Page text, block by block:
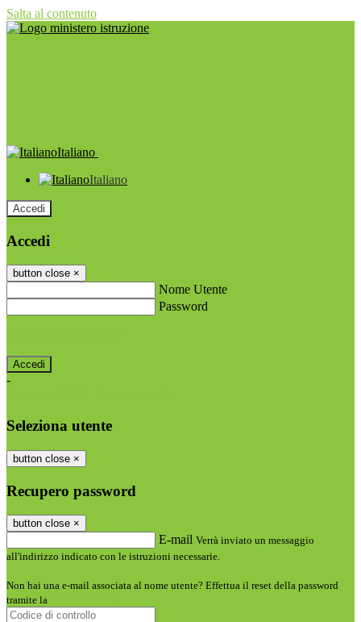
Salta al contenuto
Italiano
Italiano
Accedi
Accedi
button close ×
Nome Utente
Password
-
Seleziona utente
button close ×
Recupero password
button close ×
E-mail Verrà inviato un messaggio
all'indirizzo indicato con le istruzioni necessarie.
Non hai una e-mail associata al nome utente? Effettua il reset della password
tramite la